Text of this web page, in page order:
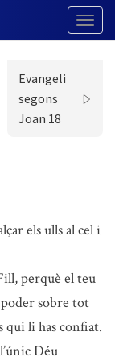
Evangeli
segons
Joan 18
els ulls al cel i
perquè el teu
sobre tot
qui li has confiat.
Déu